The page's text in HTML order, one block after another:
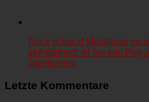
Rock is back! Metallicas
self-distruct“ ist frei von Pop
Spielereien
Letzte Kommentare